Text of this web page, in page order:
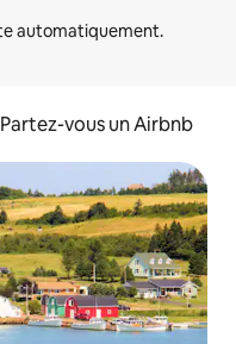
Partez-vous un Airbnb